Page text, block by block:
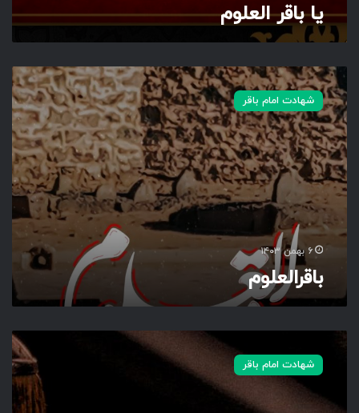
یا باقر العلوم
ب
ا
ق
ر
ا
ل
ع
ل
شهادت امام باقر
۶ بهمن ۱۴۰۳
باقرالعلوم
ب
شهادت امام باقر